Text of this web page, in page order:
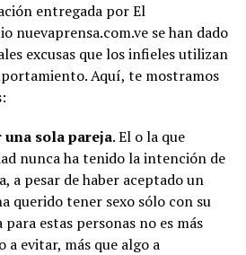
entregada por El
nuevaprensa.com.ve se han dado
excusas que los infieles utilizan
Aquí, te mostramos
una sola pareja. El o la que
nunca ha tenido la intención de
a pesar de haber aceptado un
querido tener sexo sólo con su
estas personas no es más
a evitar, más que algo a